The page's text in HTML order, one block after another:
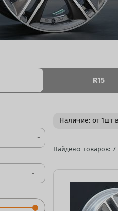
R15
arrow_drop_down
arrow_drop_down
Наличие: от 1шт
Найдено товаров: 7